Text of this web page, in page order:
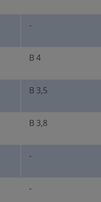
-
B 4
B 3,5
B 3,8
-
-